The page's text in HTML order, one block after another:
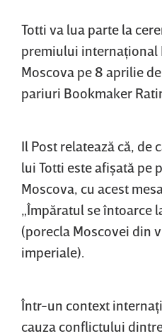
Totti va lua parte la
premiului internaţional
Moscova pe 8 aprilie
pariuri Bookmaker
Il Post relatează că, de
lui Totti este afişată pe
Moscova, cu acest
„Împăratul se întoarce
(porecla Moscovei din
imperiale).
Într-un context
cauza conflictului